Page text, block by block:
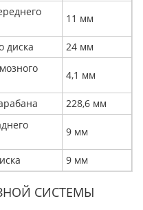
11 мм
диска
24 мм
4,1 мм
228,6 мм
9 мм
9 мм
СИСТЕМЫ